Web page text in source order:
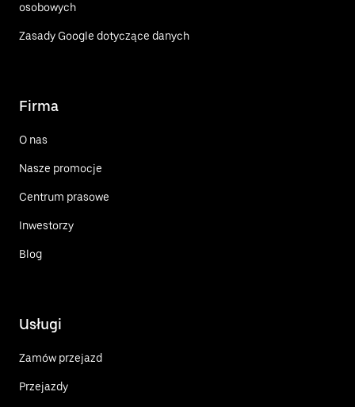
osobowych
Zasady Google dotyczące danych
Firma
O nas
Nasze promocje
Centrum prasowe
Inwestorzy
Blog
Usługi
Zamów przejazd
Przejazdy